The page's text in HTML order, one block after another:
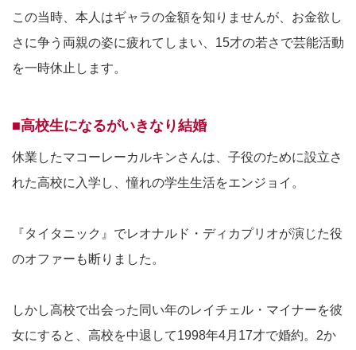
この当時、本人はギャラの金額を知りませんが、お金欲し
さに争う両親の姿に疲れてしまい、15才の若さで芸能活動
を一時休止します。
■高校生になるがいきなり結婚
休業したマコーレーカルキンさんは、子役のために設立さ
れた高校に入学し、憧れの学生生活をエンジョイ。
『タイタニック』でレオナルド・ディカプリオが演じた役
のオファーも断りました。
しかし高校で出会った同い年のレイチェル・マイナーを彼
女にすると、高校を中退して1998年4月17才で婚約。2か